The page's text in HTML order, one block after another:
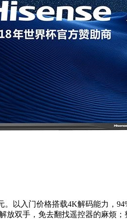
。以入门价格搭载4K解码能力，
放双手，免去翻找遥控器的麻烦